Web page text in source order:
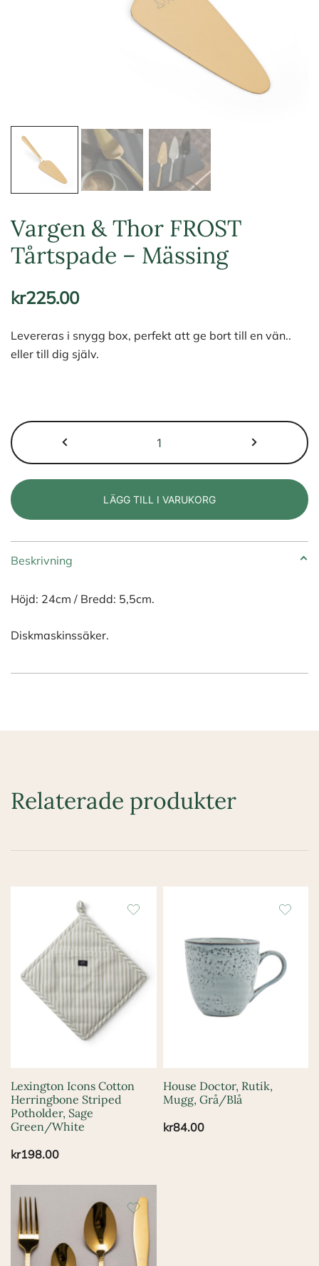
Vargen & Thor FROST
Tårtspade – Mässing
kr225.00
Levereras i snygg box, perfekt att ge bort till en vän..
eller till dig själv.
&
Thor
Tårtspade
-
Mässing
LÄGG TILL I VARUKORG
Beskrivning
Höjd: 24cm / Bredd: 5,5cm.
Diskmaskinssäker.
Relaterade produkter
Lexington Icons Cotton
Herringbone Striped
Potholder, Sage
Green/White
kr198.00
House Doctor, Rutik,
Mugg, Grå/Blå
kr84.00